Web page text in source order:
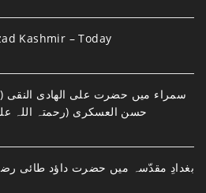
Kashmir – Today
سمراء میں حضرت علی الھادی النقی
حسن العسکری (رحمتہ اللہ
بغدادِ مقدّسہ میں حضرت داؤد طائی رضی